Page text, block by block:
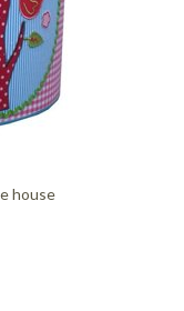
house